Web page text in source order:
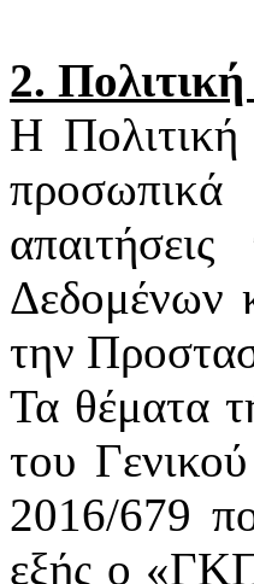
2.
Η Πολιτική
προσωπικά
Δεδομένων
την
Τα θέματα
του
2016/679
εξής ο